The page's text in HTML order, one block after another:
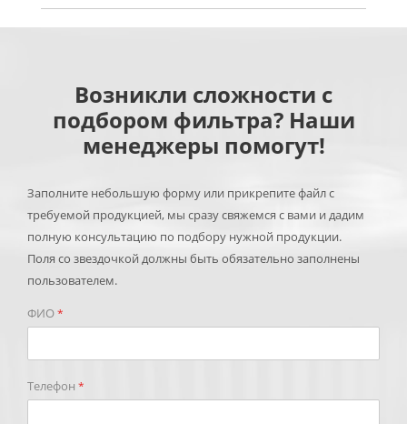
Возникли сложности с
подбором фильтра? Наши
менеджеры помогут!
Заполните небольшую форму или прикрепите файл с
требуемой продукцией, мы сразу свяжемся с вами и дадим
полную консультацию по подбору нужной продукции.
Поля со звездочкой должны быть обязательно заполнены
пользователем.
ФИО*
Телефон *